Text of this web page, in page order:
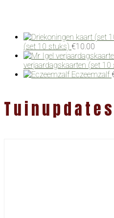
(set 10 stuks) €10.00
verjaardagskaarten (set 10
Eczeemzalf
Tuinupdates